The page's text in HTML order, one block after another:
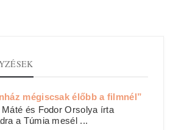
mégiscsak élőbb a filmnél”
és Fodor Orsolya írta
a Túmia mesél ...